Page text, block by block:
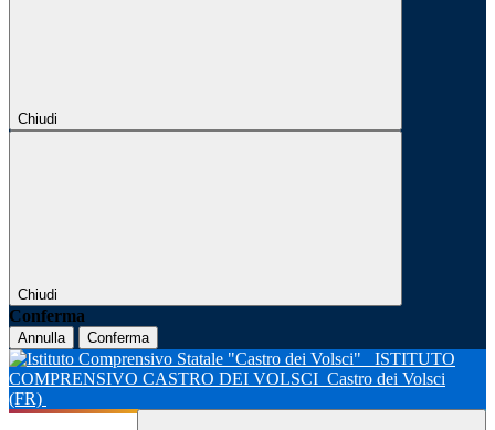
Chiudi
Chiudi
Conferma
Annulla Conferma
ISTITUTO
COMPRENSIVO CASTRO DEI VOLSCI Castro dei Volsci
(FR)